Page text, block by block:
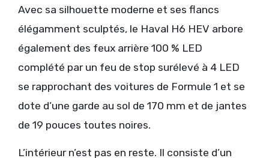
Avec sa silhouette moderne et ses flancs
élégamment sculptés, le Haval H6 HEV arbore
également des feux arrière 100 % LED
complété par un feu de stop surélevé à 4 LED
se rapprochant des voitures de Formule 1 et se
dote d’une garde au sol de 170 mm et de jantes
de 19 pouces toutes noires.
L’intérieur n’est pas en reste. Il consiste d’un